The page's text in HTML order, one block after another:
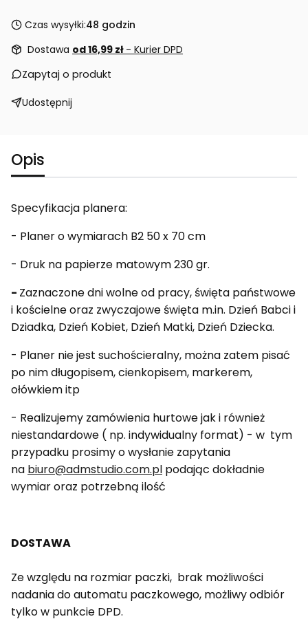
Czas wysyłki:48 godzin
Dostawa od 16,99 zł - Kurier DPD
Zapytaj o produkt
Udostępnij
Opis
Specyfikacja planera:
- Planer o wymiarach B2 50 x 70 cm
- Druk na papierze matowym 230 gr.
- Zaznaczone dni wolne od pracy, święta państwowe
i kościelne oraz zwyczajowe święta m.in. Dzień Babci i
Dziadka, Dzień Kobiet, Dzień Matki, Dzień Dziecka.
- Planer nie jest suchościeralny, można zatem pisać
po nim długopisem, cienkopisem, markerem,
ołówkiem itp
- Realizujemy zamówienia hurtowe jak i również
niestandardowe ( np. indywidualny format) - w tym
przypadku prosimy o wysłanie zapytania
na biuro@admstudio.com.pl podając dokładnie
wymiar oraz potrzebną ilość
DOSTAWA
Ze względu na rozmiar paczki, brak możliwości
nadania do automatu paczkowego, możliwy odbiór
tylko w punkcie DPD.